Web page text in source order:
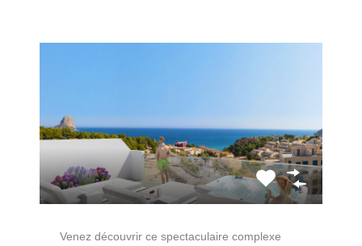
Venez découvrir ce spectaculaire complexe